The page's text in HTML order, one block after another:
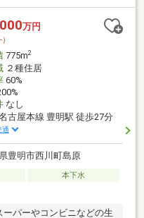
万円
775m2
２種住居
60%
なし
古屋本線 豊明駅 徒歩27分
通
豊明市西川町島原
本下水
パーやコンビニなどの生